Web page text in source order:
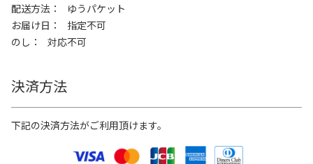
配送方法
ゆうパケット
お届け日
指定不可
のし
対応不可
決済方法
下記の決済方法がご利用頂けます。